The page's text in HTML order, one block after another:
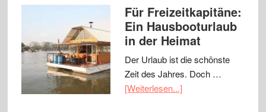
Für Freizeitkapitäne:
Ein Hausbooturlaub
in der Heimat
Der Urlaub ist die schönste
Zeit des Jahres. Doch …
[Weiterlesen...]